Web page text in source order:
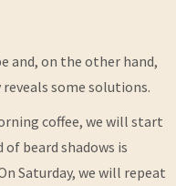
and, on the other hand,
some solutions.
coffee, we will start
beard shadows is
Saturday, we will repeat